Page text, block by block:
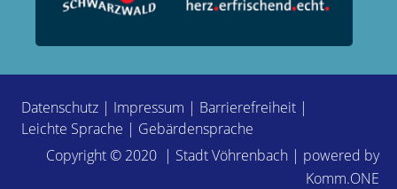
Datenschutz | Impressum | Barrierefreiheit |
Leichte Sprache | Gebärdensprache
Copyright © 2020 | Stadt Vöhrenbach | powered by
Komm.ONE